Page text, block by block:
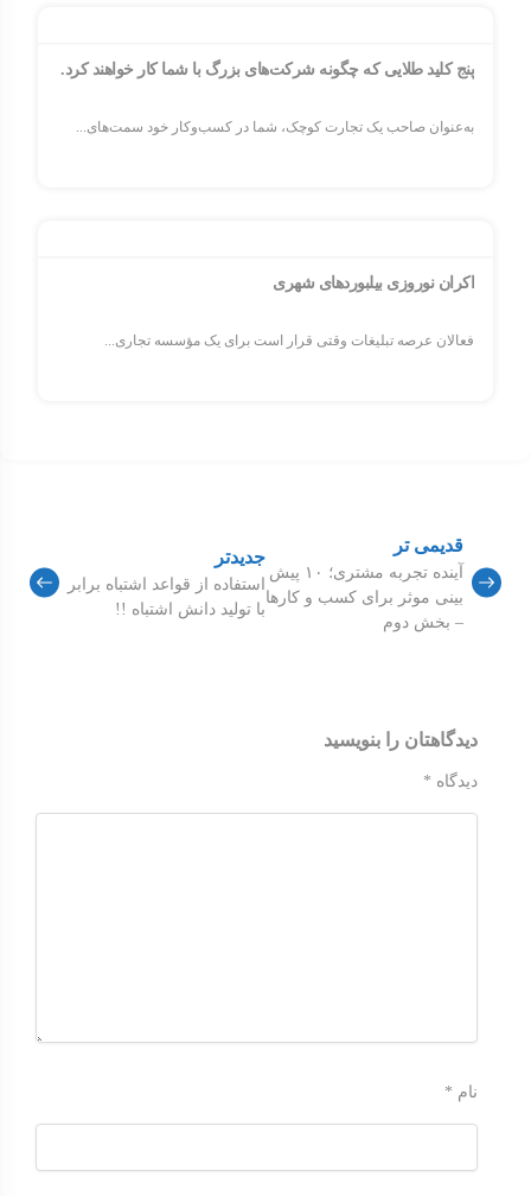
پنج کلید طلایی که چگونه شرکت‌های بزرگ با شما کار خواهند کرد.
به‌عنوان صاحب یک تجارت کوچک، شما در کسب‌وکار خود سمت‌های...
اکران نوروزی بیلبوردهای شهری
فعالان عرصه تبلیغات وقتی قرار است برای یک مؤسسه تجاری...
قدیمی تر
آینده تجربه مشتری؛ ۱۰ پیش
بینی موثر برای کسب و کارها
– بخش دوم
جدیدتر
استفاده از قواعد اشتباه برابر
با توليد دانش اشتباه !!
دیدگاهتان را بنویسید
دیدگاه *
نام *